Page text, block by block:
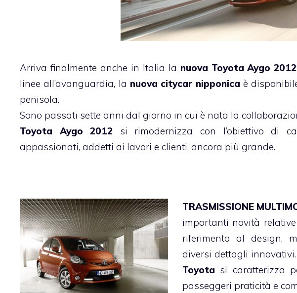
Arriva finalmente anche in Italia la nuova Toyota Aygo 2012
linee all’avanguardia, la nuova citycar nipponica è
penisola.
Sono passati sette anni dal giorno in cui è nata la
Toyota Aygo 2012 si rimodernizza con l’obiettivo di
appassionati, addetti ai lavori e clienti, ancora più grande.
TRASMISSIONE
importanti novità
riferimento al design,
diversi dettagli
Toyota si caratterizza
passeggeri praticità e